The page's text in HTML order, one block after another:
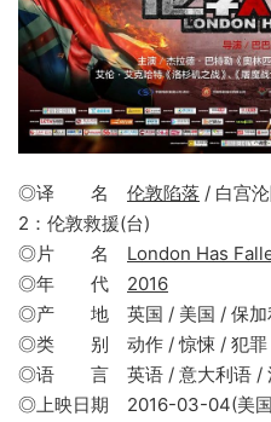
◎译 名 伦敦陷落 / 白宫
2：伦敦救援(台)
◎片 名 London Has
◎年 代 2016
◎产 地 英国 / 美国 / 保加
◎类 别 动作 / 惊悚 / 犯罪
◎语 言 英语 / 意大利语 /
◎上映日期 2016-03-04(美